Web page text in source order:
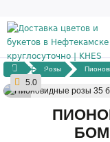
Розы
5.0